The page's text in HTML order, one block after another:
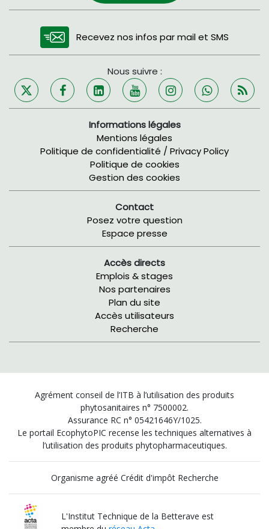
Recevez nos infos par mail et SMS
Nous suivre :
Informations légales
Mentions légales
Politique de confidentialité / Privacy Policy
Politique de cookies
Gestion des cookies
Contact
Posez votre question
Espace presse
Accès directs
Emplois & stages
Nos partenaires
Plan du site
Accès utilisateurs
Recherche
Agrément conseil de l’ITB à l’utilisation des produits
phytosanitaires n° 7500002.
Assurance RC n° 05421646Y/1025.
Le portail EcophytoPIC recense les techniques alternatives à
l’utilisation des produits phytopharmaceutiques.
Organisme agréé Crédit d'impôt Recherche
L'Institut Technique de la Betterave est